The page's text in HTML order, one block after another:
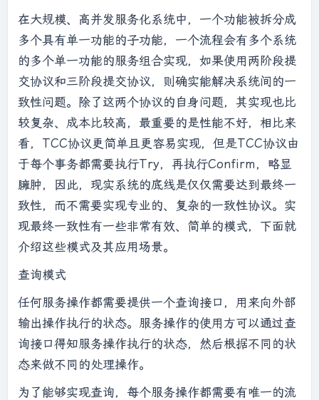
在大规模、高并发服务化系统中，一个功能被拆分成
多个具有单一功能的子功能，一个流程会有多个系统
的多个单一功能的服务组合实现，如果使用两阶段提
交协议和三阶段提交协议，则确实能解决系统间的一
致性问题。除了这两个协议的自身问题，其实现也比
较复杂、成本比较高，最重要的是性能不好，相比来
看，TCC协议更简单且更容易实现，但是TCC协议由
于每个事务都需要执行Try，再执行Confirm，略显
臃肿，因此，现实系统的底线是仅仅需要达到最终一
致性，而不需要实现专业的、复杂的一致性协议。实
现最终一致性有一些非常有效、简单的模式，下面就
介绍这些模式及其应用场景。
查询模式
任何服务操作都需要提供一个查询接口，用来向外部
输出操作执行的状态。服务操作的使用方可以通过查
询接口得知服务操作执行的状态，然后根据不同的状
态来做不同的处理操作。
为了能够实现查询，每个服务操作都需要有唯一的流